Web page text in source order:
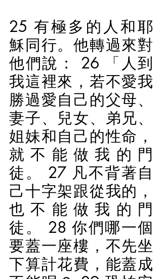
25 有極多的人和耶
穌同行。他轉過來對
他們說： 26 「人到
我這裡來，若不愛我
勝過愛自己的父母、
妻子、兒女、弟兄、
姐妹和自己的性命，
就不能做我的門
徒。 27 凡不背著自
己十字架跟從我的，
也不能做我的門
徒。 28 你們哪一個
要蓋一座樓，不先坐
下算計花費，能蓋成